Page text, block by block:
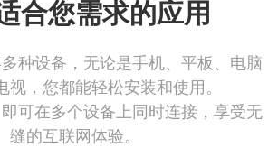
合您需求的应用
种设备，无论是手机、平板、电脑
视，您都能轻松安装和使用。
可在多个设备上同时连接，享受无
缝的互联网体验。